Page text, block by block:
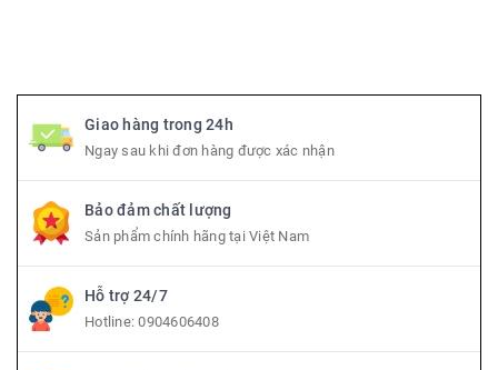
Giao hàng trong 24h
Ngay sau khi đơn hàng được xác nhận
Bảo đảm chất lượng
Sản phẩm chính hãng tại Việt Nam
Hỗ trợ 24/7
Hotline:0904606408